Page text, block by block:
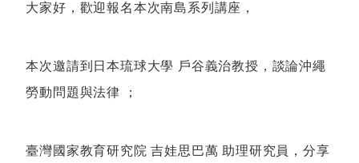
大家好，歡迎報名本次南島系列講座，
本次邀請到日本琉球大學 戶谷義治教授，談論沖繩
勞動問題與法律 ；
臺灣國家教育研究院 吉娃思巴萬 助理研究員，分享